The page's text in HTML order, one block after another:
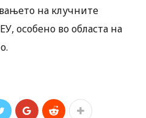
на клучните
особено во областа на